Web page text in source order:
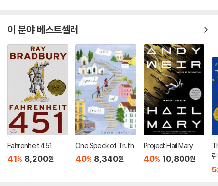
이 분야 베스트셀러
Fahrenheit 451
41% 8,200원
One Speck of Truth
40% 8,340원
Project Hail Mary
40% 10,800원